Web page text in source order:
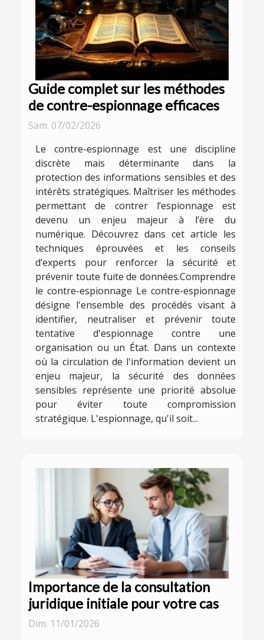
Guide complet sur les méthodes
de contre-espionnage efficaces
Sam. 07/02/2026
Le contre-espionnage est une discipline
discrète mais déterminante dans la
protection des informations sensibles et des
intérêts stratégiques. Maîtriser les méthodes
permettant de contrer l’espionnage est
devenu un enjeu majeur à l’ère du
numérique. Découvrez dans cet article les
techniques éprouvées et les conseils
d’experts pour renforcer la sécurité et
prévenir toute fuite de données.Comprendre
le contre-espionnage Le contre-espionnage
désigne l'ensemble des procédés visant à
identifier, neutraliser et prévenir toute
tentative d'espionnage contre une
organisation ou un État. Dans un contexte
où la circulation de l'information devient un
enjeu majeur, la sécurité des données
sensibles représente une priorité absolue
pour éviter toute compromission
stratégique. L'espionnage, qu'il soit...
Importance de la consultation
juridique initiale pour votre cas
Dim. 11/01/2026